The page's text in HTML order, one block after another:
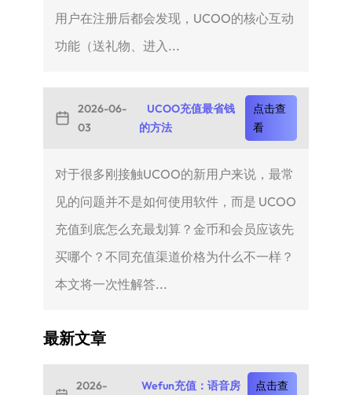
用户在注册后都会发现，UCOO的核心互动
功能（送礼物、进入...
2026-06-
03
UCOO充值最省钱
的方法
点击查
看
对于很多刚接触UCOO的新用户来说，最常
见的问题并不是如何使用软件，而是 UCOO
充值到底怎么充最划算？金币和会员应该先
买哪个？不同充值渠道价格为什么不一样？
本文将一次性解答...
最新文章
2026-
Wefun充值：语音房
点击查